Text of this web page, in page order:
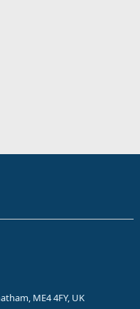
ME4 4FY, UK